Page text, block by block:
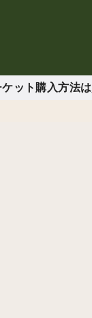
ット購入方法は